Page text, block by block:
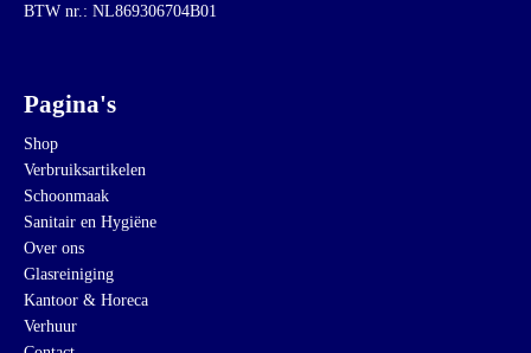
BTW nr.: NL869306704B01
Pagina's
Shop
Verbruiksartikelen
Schoonmaak
Sanitair en Hygiëne
Over ons
Glasreiniging
Kantoor & Horeca
Verhuur